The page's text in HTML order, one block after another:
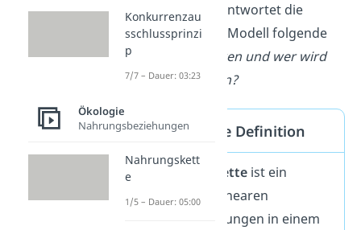
Einfach gesagt beantwortet die
Nahrungskette als Modell folgende
Frage:
Wer frisst wen und wer wird
von wem gefressen?
Nahrungskette Definition
Eine Nahrungskette ist ein
Modell, das die linearen
Nahrungsbeziehungen in einem
Konkurrenzau
sschlussprinzi
p
7/7 – Dauer: 03:23
Ökologie
Nahrungsbeziehungen
Nahrungskett
e
1/5 – Dauer: 05:00